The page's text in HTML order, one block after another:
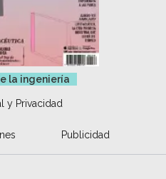
la ingeniería
y Privacidad
Publicidad